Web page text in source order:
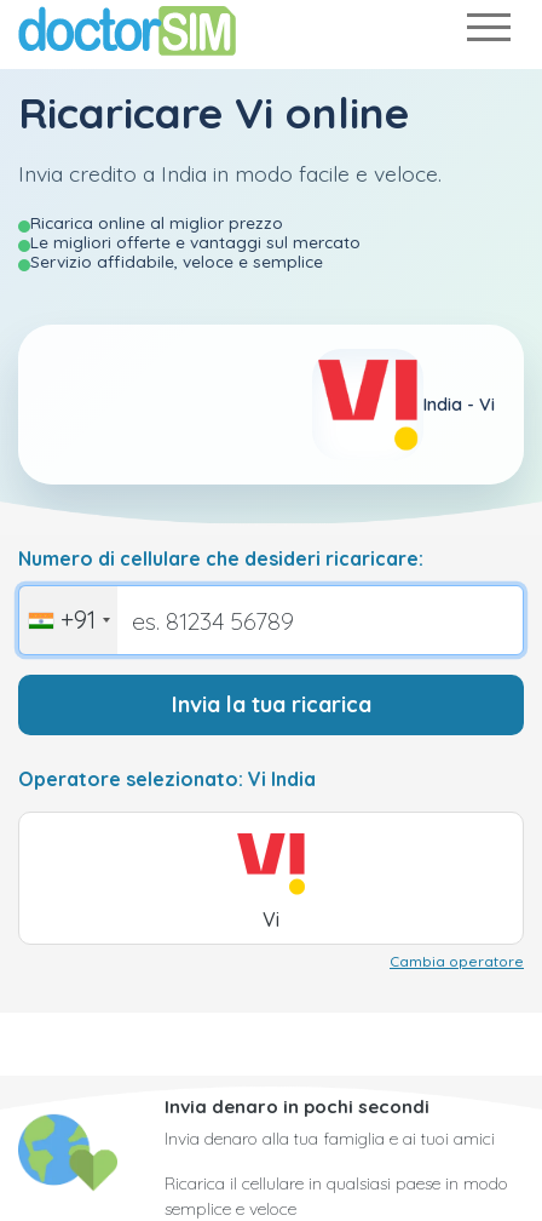
Ricaricare Vi online
Invia credito a India in modo facile e veloce.
Ricarica online al miglior prezzo
Le migliori offerte e vantaggi sul mercato
Servizio affidabile, veloce e semplice
India - Vi
Numero di cellulare che desideri ricaricare:
+91
Invia la tua ricarica
Operatore selezionato: Vi India
Vi
Cambia operatore
Invia denaro in pochi secondi
Invia denaro alla tua famiglia e ai tuoi amici
Ricarica il cellulare in qualsiasi paese in modo
semplice e veloce